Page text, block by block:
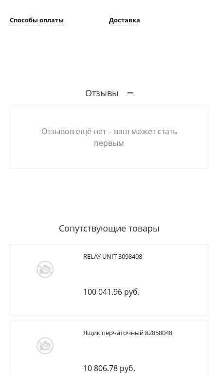
Способы оплаты Доставка
Отзывы
Отзывов ещё нет – ваш может стать
первым
Сопутствующие товары
RELAY UNIT 3098498
100 041.96 руб.
Ящик перчаточный 82858048
10 806.78 руб.